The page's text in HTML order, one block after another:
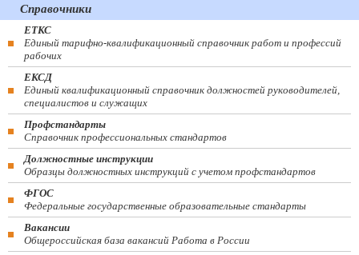
Справочники
ЕТКС
Единый тарифно-квалификационный справочник работ и профессий
рабочих
ЕКСД
Единый квалификационный справочник должностей руководителей,
специалистов и служащих
Профстандарты
Справочник профессиональных стандартов
Должностные инструкции
Образцы должностных инструкций с учетом профстандартов
ФГОС
Федеральные государственные образовательные стандарты
Вакансии
Общероссийская база вакансий Работа в России